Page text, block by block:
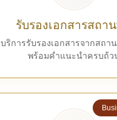
รับรองเอกสารสถา
บริการรับรองเอกสารจากสถา
พร้อมคำแนะนำครบถ้ว